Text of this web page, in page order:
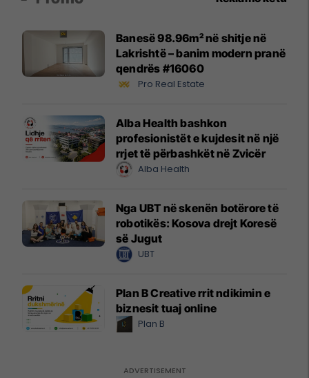
Banesë 98.96m² në shitje në
Lakrishtë – banim modern pranë
qendrës #16060
Pro Real Estate
Alba Health bashkon
profesionistët e kujdesit në një
rrjet të përbashkët në Zvicër
Alba Health
Nga UBT në skenën botërore të
robotikës: Kosova drejt Koresë
së Jugut
UBT
Plan B Creative rrit ndikimin e
biznesit tuaj online
Plan B